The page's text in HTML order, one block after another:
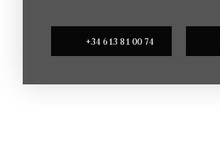
+34 613 81 00 74